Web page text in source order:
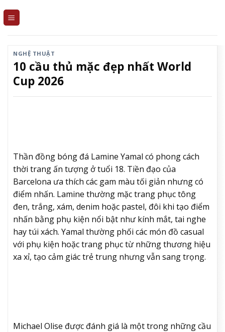
NGHỆ THUẬT
10 cầu thủ mặc đẹp nhất World
Cup 2026
Thần đồng bóng đá Lamine Yamal có phong cách
thời trang ấn tượng ở tuổi 18. Tiền đạo của
Barcelona ưa thích các gam màu tối giản nhưng có
điểm nhấn. Lamine thường mặc trang phục tông
đen, trắng, xám, denim hoặc pastel, đôi khi tạo điểm
nhấn bằng phụ kiện nổi bật như kính mắt, tai nghe
hay túi xách. Yamal thường phối các món đồ casual
với phụ kiện hoặc trang phục từ những thương hiệu
xa xỉ, tạo cảm giác trẻ trung nhưng vẫn sang trọng.
Michael Olise được đánh giá là một trong những cầu